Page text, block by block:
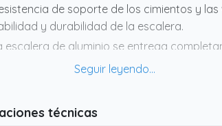
de soporte de los cimientos y
y durabilidad de la escalera.
de aluminio se entrega
libre de riesgos. Si hay algún
especialmente diseñada para hogares
técnicas